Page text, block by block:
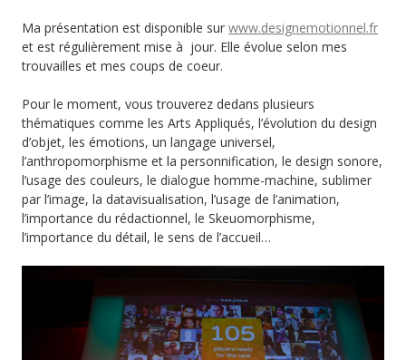
Ma présentation est disponible sur www.designemotionnel.fr
et est régulièrement mise à jour. Elle évolue selon mes
trouvailles et mes coups de coeur.
Pour le moment, vous trouverez dedans plusieurs
thématiques comme les Arts Appliqués, l’évolution du design
d’objet, les émotions, un langage universel,
l’anthropomorphisme et la personnification, le design sonore,
l’usage des couleurs, le dialogue homme-machine, sublimer
par l’image, la datavisualisation, l’usage de l’animation,
l’importance du rédactionnel, le Skeuomorphisme,
l’importance du détail, le sens de l’accueil…